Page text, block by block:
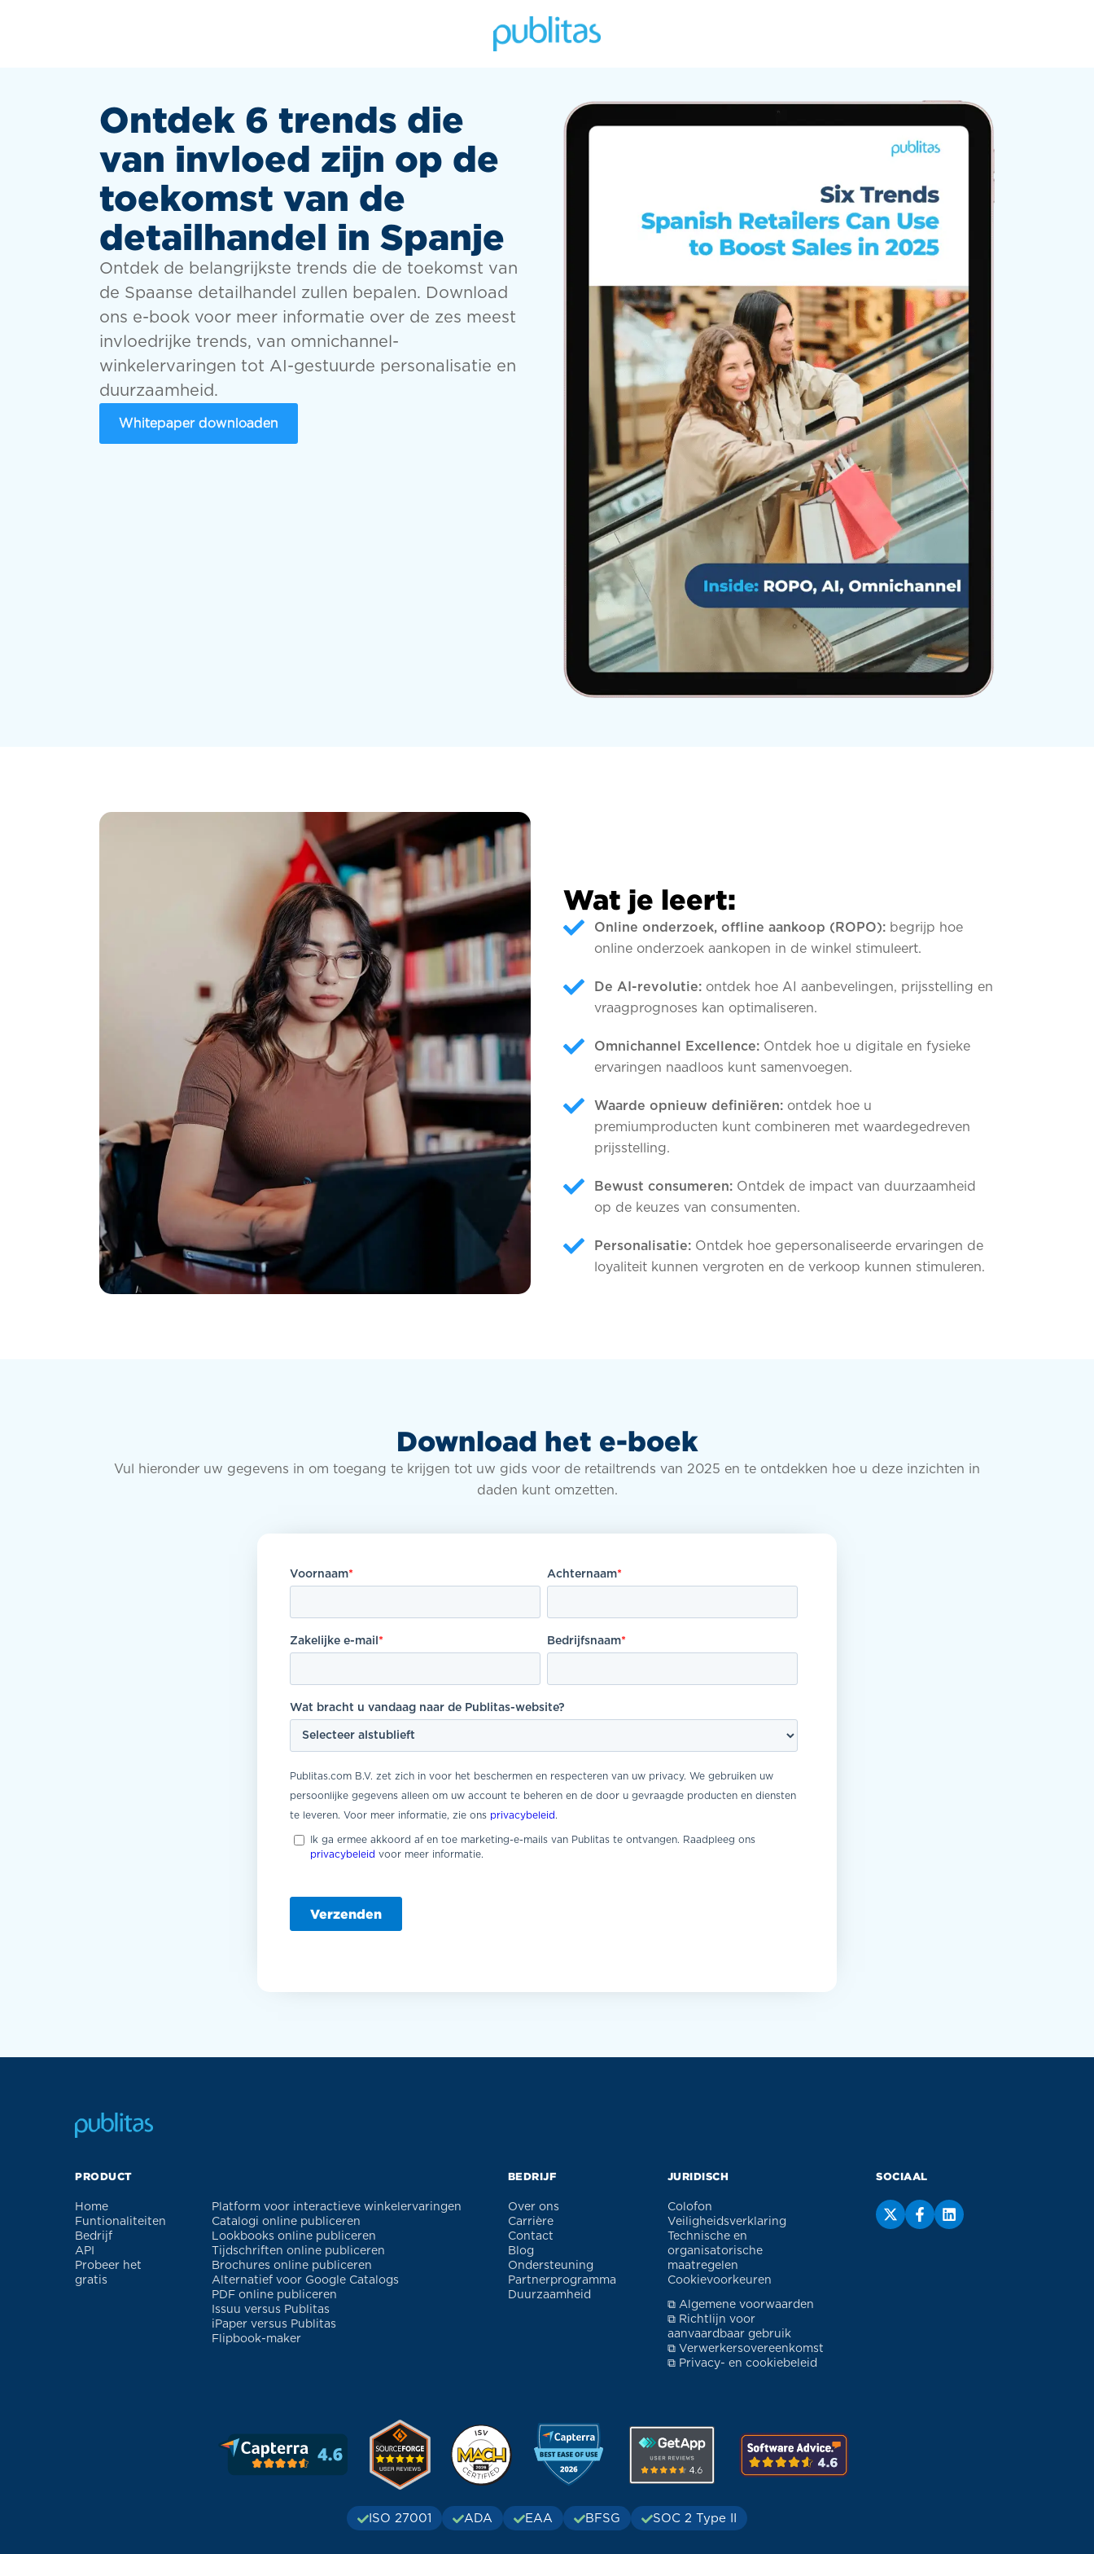
Ontdek 6 trends die
van invloed zijn op de
toekomst van de
detailhandel in Spanje
Ontdek de belangrijkste trends die de toekomst van
de Spaanse detailhandel zullen bepalen. Download
ons e-book voor meer informatie over de zes meest
invloedrijke trends, van omnichannel-
winkelervaringen tot AI-gestuurde personalisatie en
duurzaamheid.
Whitepaper downloaden
Wat je leert:
Online onderzoek, offline aankoop (ROPO):begrijp hoe
online onderzoek aankopen in de winkel stimuleert.
De AI-revolutie:ontdek hoe AI aanbevelingen, prijsstelling en
vraagprognoses kan optimaliseren.
Omnichannel Excellence:Ontdek hoe u digitale en fysieke
ervaringen naadloos kunt samenvoegen.
Waarde opnieuw definiëren:ontdek hoe u
premiumproducten kunt combineren met waardegedreven
prijsstelling.
Bewust consumeren:Ontdek de impact van duurzaamheid
op de keuzes van consumenten.
Personalisatie:Ontdek hoe gepersonaliseerde ervaringen de
loyaliteit kunnen vergroten en de verkoop kunnen stimuleren.
Download het e-boek
Vul hieronder uw gegevens in om toegang te krijgen tot uw gids voor de retailtrends van 2025 en te ontdekken hoe u deze inzichten in
daden kunt omzetten.
Voornaam* Achternaam*
Zakelijke e-mail * Bedrijfsnaam*
Wat bracht u vandaag naar de Publitas-website?
Publitas.com B.V. zet zich in voor het beschermen en respecteren van uw privacy. We gebruiken uw
persoonlijke gegevens alleen om uw account te beheren en de door u gevraagde producten en diensten
te leveren. Voor meer informatie, zie ons privacybeleid .
Ik ga ermee akkoord af en toe marketing-e-mails van Publitas te ontvangen. Raadpleeg ons
privacybeleid voor meer informatie.
PRODUCT
Home
Funtionaliteiten
Bedrijf
API
Probeer het
gratis
Platform voor interactieve winkelervaringen
Catalogi online publiceren
Lookbooks online publiceren
Tijdschriften online publiceren
Brochures online publiceren
Alternatief voor Google Catalogs
PDF online publiceren
Issuu versus Publitas
iPaper versus Publitas
Flipbook-maker
BEDRIJF
Over ons
Carrière
Contact
Blog
Ondersteuning
Partnerprogramma
Duurzaamheid
JURIDISCH
Colofon
Veiligheidsverklaring
Technische en
organisatorische
maatregelen
Cookievoorkeuren
⧉ Algemene voorwaarden
⧉ Richtlijn voor
aanvaardbaar gebruik
⧉ Verwerkersovereenkomst
⧉ Privacy- en cookiebeleid
SOCIAAL
ISO 27001 ADA EAA BFSG SOC 2 Type II